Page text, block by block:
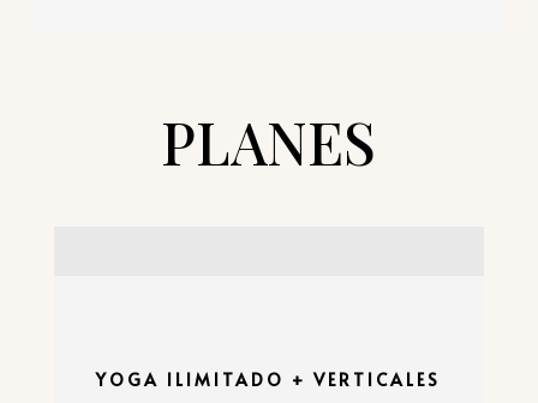
PLANES
YOGA ILIMITADO + VERTICALES